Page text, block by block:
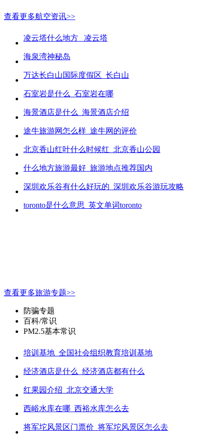
查看更多航空资讯>>
凌云塔什么地方_ 凌云塔
海泉湾神秘岛
万达长白山国际度假区_长白山
石室岩是什么_石室岩在哪
海景酒店是什么_海景酒店介绍
途牛旅游网怎么样_途牛网的评价
北京香山红叶什么时候红_北京香山公园
什么地方旅游最好_旅游地点推荐国内
深圳欢乐谷有什么好玩的_深圳欢乐谷游玩攻略
toronto是什么意思_英文单词toronto
查看更多旅游专题>>
防骗专题
百科/常识
PM2.5基本常识
培训基地_全国社会组织教育培训基地
经济酒店是什么_经济酒店都有什么
红果园介绍_北京交通大学
西峪水库在哪_西裕水库怎么去
将军坨风景区门票价_将军坨风景区怎么去